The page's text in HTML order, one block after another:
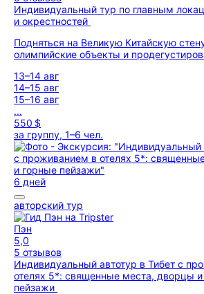
Индивидуальный тур по главным
и окрестностей
Подняться на Великую Китайскую
олимпийские объекты и
13–14 авг
14–15 авг
15–16 авг
...
550 $
за группу, 1–6 чел.
6 дней
авторский тур
Пэн
5,0
5 отзывов
Индивидуальный автотур в Тибет с
отелях 5*: священные места, дворцы
пейзажи